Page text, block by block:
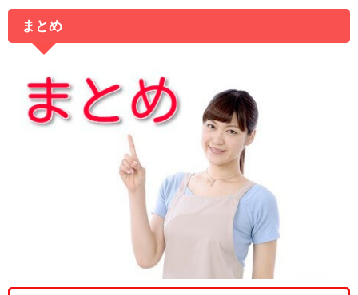
まとめ